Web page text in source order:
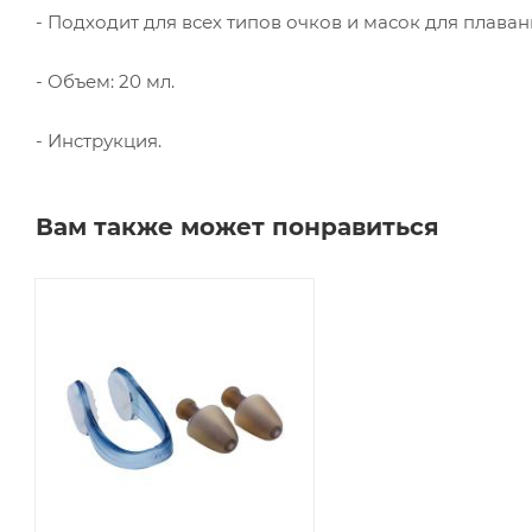
- Подходит для всех типов очков и масок для
- Объем: 20 мл.
- Инструкция.
Вам также может понравиться